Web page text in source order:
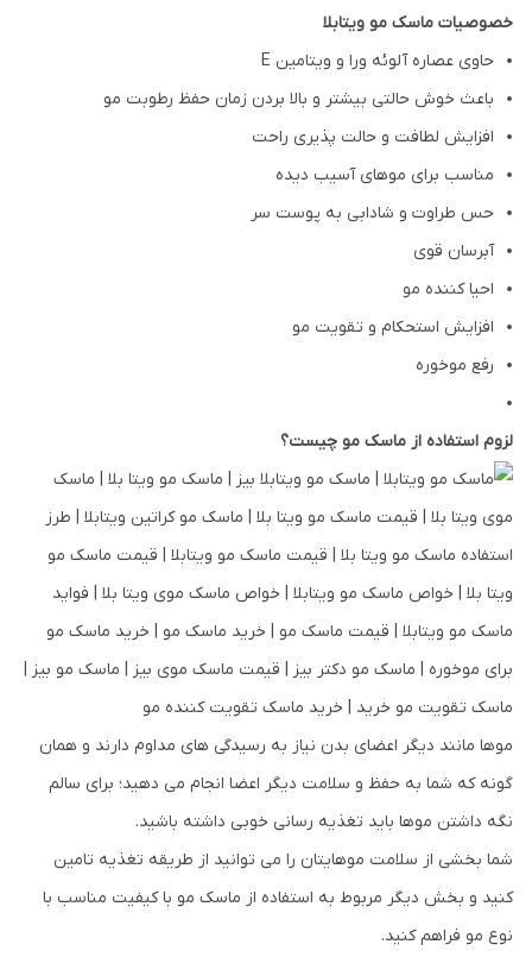
خصوصیات ماسک مو ویتابلا
حاوی عصاره آلوئه ورا و ویتامین E
باعث خوش حالتی بیشتر و بالا بردن زمان حفظ رطوبت مو
افزایش لطافت و حالت پذیری راحت
مناسب برای موهای آسیب دیده
حس طراوت و شادابی به پوست سر
آبرسان قوی
احیا کننده مو
افزایش استحکام و تقویت مو
رفع موخوره
لزوم استفاده از ماسک مو چیست؟
موها مانند دیگر اعضای بدن نیاز به رسیدگی های مداوم دارند و همان
گونه که شما به حفظ و سلامت دیگر اعضا انجام می دهید؛ برای سالم
نگه داشتن موها باید تغذیه رسانی خوبی داشته باشید.
شما بخشی از سلامت موهایتان را می توانید از طریقه تغذیه تامین
کنید و بخش دیگر مربوط به استفاده از ماسک مو با کیفیت مناسب با
نوع مو فراهم کنید.